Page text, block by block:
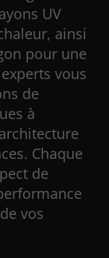
UV
ainsi
pour une
vous
de
à
Chaque
de
vos